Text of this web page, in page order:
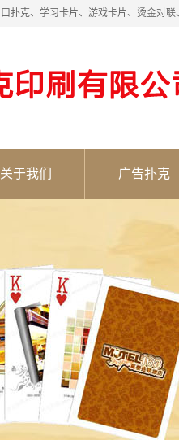
扑克、学习卡片、游戏卡片、烫金对联
关于我们 广告扑克